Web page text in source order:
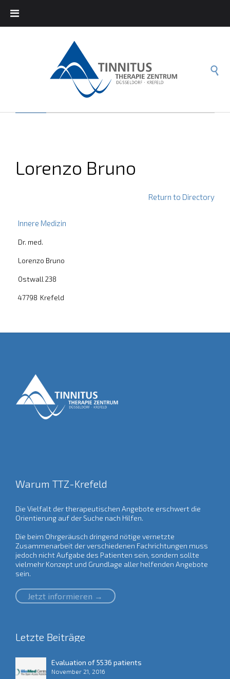

Lorenzo Bruno
Return to Directory
Innere Medizin
Dr. med.
Lorenzo Bruno
Ostwall 238
47798 Krefeld
Warum TTZ-Krefeld
Die Vielfalt der therapeutischen Angebote erschwert die
Orientierung auf der Suche nach Hilfen.
Die beim Ohrgeräusch dringend nötige vernetzte
Zusammenarbeit der verschiedenen Fachrichtungen muss
jedoch nicht Aufgabe des Patienten sein, sondern sollte
vielmehr Konzept und Grundlage aller helfenden Angebote
sein.
Jetzt informieren →
Letzte Beiträge
Evaluation of 5536 patients
November 21, 2016